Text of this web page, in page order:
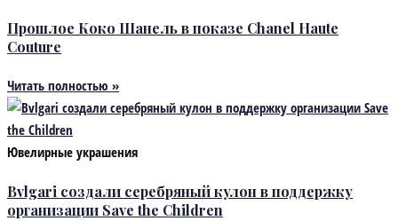
Прошлое Коко Шанель в показе Chanel Haute
Couture
Читать полностью »
Ювелирные украшения
Bvlgari создали серебряный кулон в поддержку
организации Save the Children